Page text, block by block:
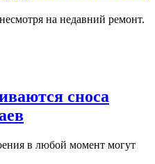
на недавний ремонт.
сноса
в любой момент могут